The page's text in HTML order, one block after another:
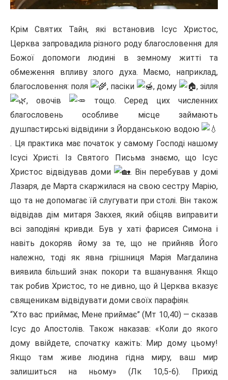
Крім Святих Тайн, які встановив Ісус Христос,
Церква запровадила різного роду благословення для
Божої допомоги людині в земному житті та
обмеження впливу злого духа. Маємо, наприклад,
благословення: поля
, пасіки , дому
, зілля
, овочів
тощо. Серед цих численних
благословень особливе місце займають
душпастирські відвідини з Йорданською водою
. Ця практика має початок у самому Господі нашому
Ісусі Христі. Із Святого Письма знаємо, що Ісус
Христос відвідував доми
. Він перебував у домі
Лазаря, де Марта скаржилася на свою сестру Марію,
що та не допомагає їй слугувати при столі. Він також
відвідав дім митаря Закхея, який обіцяв виправити
всі заподіяні кривди. Був у хаті фарисея Симона і
навіть докоряв йому за те, що не прийняв Його
належно, тоді як явна грішниця Марія Магдалина
виявила більший знак покори та вшанування. Якщо
так робив Христос, то не дивно, що й Церква вказує
священикам відвідувати доми своїх парафіян.
“Хто вас приймає, Мене приймає” (Мт 10,40) — сказав
Ісус до Апостолів. Також наказав: «Коли до якого
дому ввійдете, спочатку кажіть: Мир дому цьому!
Якщо там живе людина гідна миру, ваш мир
залишиться на ньому» (Лк 10,5-6). Прихід